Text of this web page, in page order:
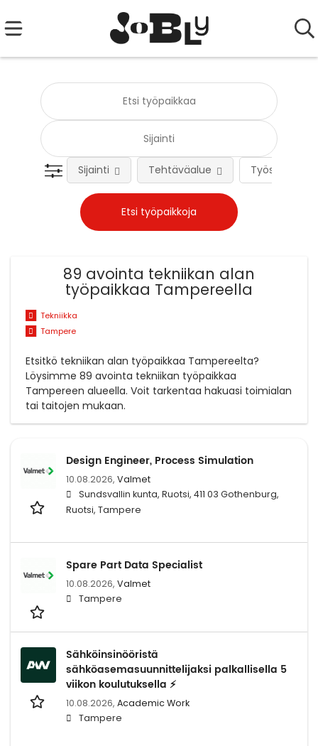
Työsuhteen
Sijainti Tehtäväalue
89 avointa tekniikan alan
työpaikkaa Tampereella
Tekniikka
Tampere
Etsitkö tekniikan alan työpaikkaa Tampereelta?
Löysimme 89 avointa tekniikan työpaikkaa
Tampereen alueella. Voit tarkentaa hakuasi toimialan
tai taitojen mukaan.
Design Engineer, Process Simulation
10.08.2026, Valmet
Sundsvallin kunta, Ruotsi, 411 03 Gothenburg,
Ruotsi, Tampere
Spare Part Data Specialist
10.08.2026, Valmet
Tampere
Sähköinsinööristä
sähköasemasuunnittelijaksi palkallisella 5
viikon koulutuksella ⚡️
10.08.2026, Academic Work
Tampere